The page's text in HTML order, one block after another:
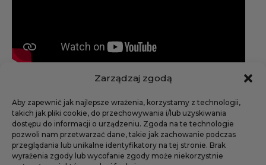
Zarządzaj zgodą
Aby zapewnić jak najlepsze wrażenia, korzystamy z technologii,
takich jak pliki cookie, do przechowywania i/lub uzyskiwania
dostępu do informacji o urządzeniu. Zgoda na te technologie
pozwoli nam przetwarzać dane, takie jak zachowanie podczas
przeglądania lub unikalne identyfikatory na tej stronie. Brak
wyrażenia zgody lub wycofanie zgody może niekorzystnie